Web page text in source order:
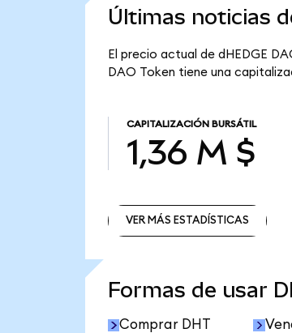
Últimas noticias
El precio actual de dHEDGE
DAO Token tiene una
CAPITALIZACIÓN BURSÁTIL
1,36 M $
VER MÁS ESTADÍSTICAS
Formas de usar
Comprar DHT